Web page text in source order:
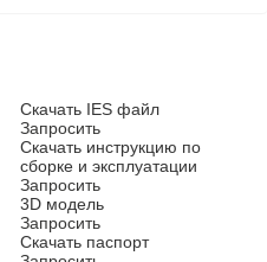
Скачать IES файл
Запросить
Скачать инструкцию по
сборке и эксплуатации
Запросить
3D модель
Запросить
Скачать паспорт